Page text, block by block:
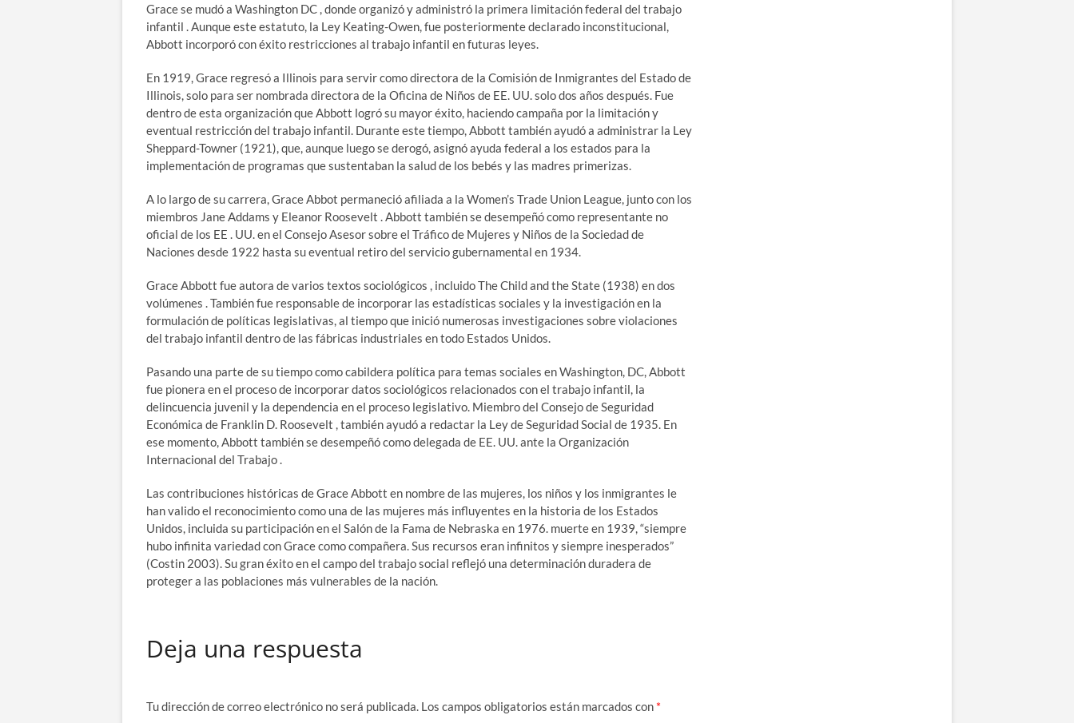
Grace se mudó a Washington DC , donde organizó y administró la primera limitación federal del trabajo
infantil . Aunque este estatuto, la Ley Keating-Owen, fue posteriormente declarado inconstitucional,
Abbott incorporó con éxito restricciones al trabajo infantil en futuras leyes.
En 1919, Grace regresó a Illinois para servir como directora de la Comisión de Inmigrantes del Estado de
Illinois, solo para ser nombrada directora de la Oficina de Niños de EE. UU. solo dos años después. Fue
dentro de esta organización que Abbott logró su mayor éxito, haciendo campaña por la limitación y
eventual restricción del trabajo infantil. Durante este tiempo, Abbott también ayudó a administrar la Ley
Sheppard-Towner (1921), que, aunque luego se derogó, asignó ayuda federal a los estados para la
implementación de programas que sustentaban la salud de los bebés y las madres primerizas.
A lo largo de su carrera, Grace Abbot permaneció afiliada a la Women’s Trade Union League, junto con los
miembros Jane Addams y Eleanor Roosevelt . Abbott también se desempeñó como representante no
oficial de los EE . UU. en el Consejo Asesor sobre el Tráfico de Mujeres y Niños de la Sociedad de
Naciones desde 1922 hasta su eventual retiro del servicio gubernamental en 1934.
Grace Abbott fue autora de varios textos sociológicos , incluido The Child and the State (1938) en dos
volúmenes . También fue responsable de incorporar las estadísticas sociales y la investigación en la
formulación de políticas legislativas, al tiempo que inició numerosas investigaciones sobre violaciones
del trabajo infantil dentro de las fábricas industriales en todo Estados Unidos.
Pasando una parte de su tiempo como cabildera política para temas sociales en Washington, DC, Abbott
fue pionera en el proceso de incorporar datos sociológicos relacionados con el trabajo infantil, la
delincuencia juvenil y la dependencia en el proceso legislativo. Miembro del Consejo de Seguridad
Económica de Franklin D. Roosevelt , también ayudó a redactar la Ley de Seguridad Social de 1935. En
ese momento, Abbott también se desempeñó como delegada de EE. UU. ante la Organización
Internacional del Trabajo .
Las contribuciones históricas de Grace Abbott en nombre de las mujeres, los niños y los inmigrantes le
han valido el reconocimiento como una de las mujeres más influyentes en la historia de los Estados
Unidos, incluida su participación en el Salón de la Fama de Nebraska en 1976. muerte en 1939, “siempre
hubo infinita variedad con Grace como compañera. Sus recursos eran infinitos y siempre inesperados”
(Costin 2003). Su gran éxito en el campo del trabajo social reflejó una determinación duradera de
proteger a las poblaciones más vulnerables de la nación.
Deja una respuesta
Tu dirección de correo electrónico no será publicada. Los campos obligatorios están marcados con *